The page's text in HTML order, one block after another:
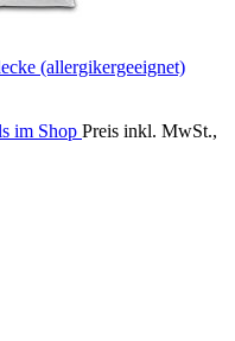
(allergikergeeignet)
im Shop Preis inkl. MwSt.,